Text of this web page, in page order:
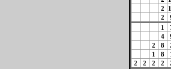
2
2
1
4
2
8
1
8
2
2 2 2